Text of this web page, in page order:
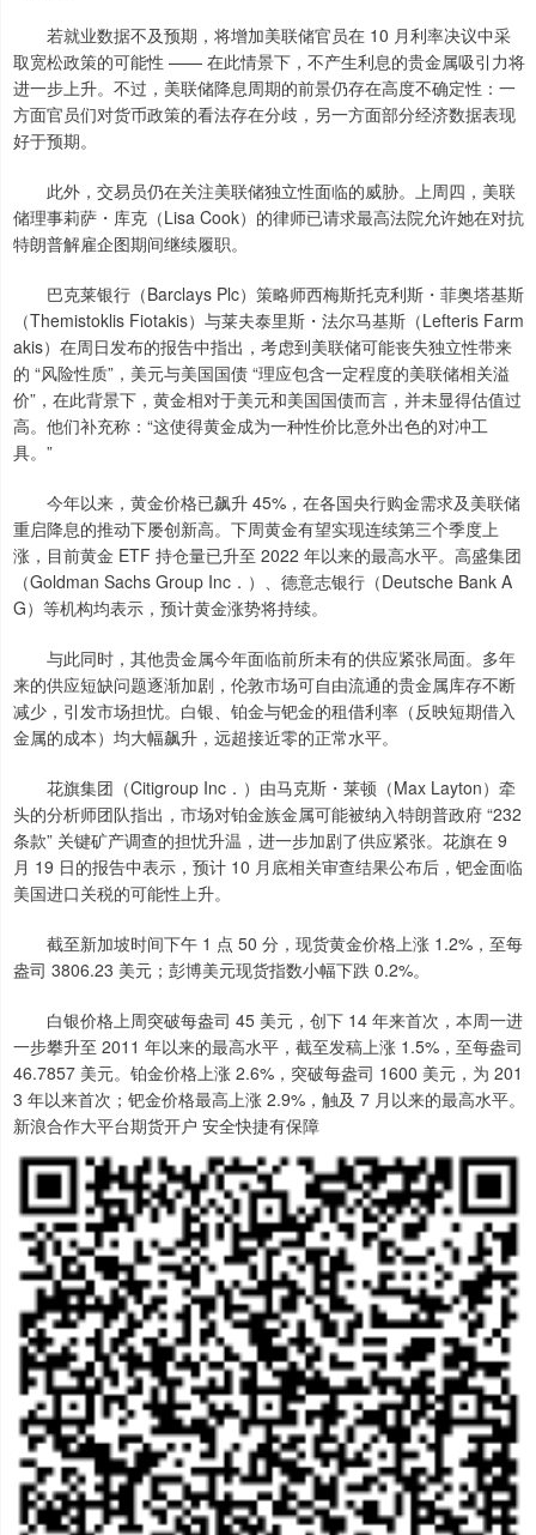
若就业数据不及预期，将增加美联储官员在 10 月利率决议中采
取宽松政策的可能性 —— 在此情景下，不产生利息的贵金属吸引力将
进一步上升。不过，美联储降息周期的前景仍存在高度不确定性：一
方面官员们对货币政策的看法存在分歧，另一方面部分经济数据表现
好于预期。
此外，交易员仍在关注美联储独立性面临的威胁。上周四，美联
储理事莉萨・库克（Lisa Cook）的律师已请求最高法院允许她在对抗
特朗普解雇企图期间继续履职。
巴克莱银行（Barclays Plc）策略师西梅斯托克利斯・菲奥塔基斯
（Themistoklis Fiotakis）与莱夫泰里斯・法尔马基斯（Lefteris Farm
akis）在周日发布的报告中指出，考虑到美联储可能丧失独立性带来
的 “风险性质”，美元与美国国债 “理应包含一定程度的美联储相关溢
价”，在此背景下，黄金相对于美元和美国国债而言，并未显得估值过
高。他们补充称：“这使得黄金成为一种性价比意外出色的对冲工
具。”
今年以来，黄金价格已飙升 45%，在各国央行购金需求及美联储
重启降息的推动下屡创新高。下周黄金有望实现连续第三个季度上
涨，目前黄金 ETF 持仓量已升至 2022 年以来的最高水平。高盛集团
（Goldman Sachs Group Inc．）、德意志银行（Deutsche Bank A
G）等机构均表示，预计黄金涨势将持续。
与此同时，其他贵金属今年面临前所未有的供应紧张局面。多年
来的供应短缺问题逐渐加剧，伦敦市场可自由流通的贵金属库存不断
减少，引发市场担忧。白银、铂金与钯金的租借利率（反映短期借入
金属的成本）均大幅飙升，远超接近零的正常水平。
花旗集团（Citigroup Inc．）由马克斯・莱顿（Max Layton）牵
头的分析师团队指出，市场对铂金族金属可能被纳入特朗普政府 “232
条款” 关键矿产调查的担忧升温，进一步加剧了供应紧张。花旗在 9
月 19 日的报告中表示，预计 10 月底相关审查结果公布后，钯金面临
美国进口关税的可能性上升。
截至新加坡时间下午 1 点 50 分，现货黄金价格上涨 1.2%，至每
盎司 3806.23 美元；彭博美元现货指数小幅下跌 0.2%。
白银价格上周突破每盎司 45 美元，创下 14 年来首次，本周一进
一步攀升至 2011 年以来的最高水平，截至发稿上涨 1.5%，至每盎司
46.7857 美元。铂金价格上涨 2.6%，突破每盎司 1600 美元，为 201
3 年以来首次；钯金价格最高上涨 2.9%，触及 7 月以来的最高水平。
新浪合作大平台期货开户 安全快捷有保障